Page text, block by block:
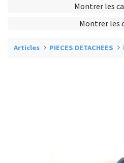
Montrer les
Montrer les
Articles PIECES DETACHEES